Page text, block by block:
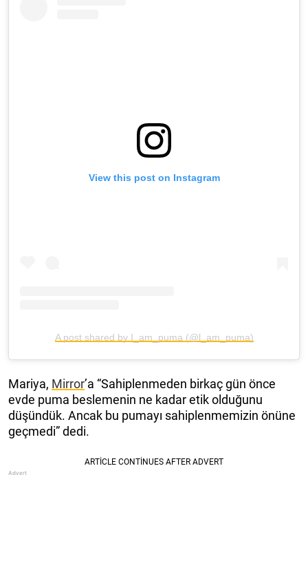
View this post on Instagram
A post shared by I_am_puma (@l_am_puma)
Mariya, Mirror’a “Sahiplenmeden birkaç gün önce
evde puma beslemenin ne kadar etik olduğunu
düşündük. Ancak bu pumayı sahiplenmemizin önüne
geçmedi” dedi.